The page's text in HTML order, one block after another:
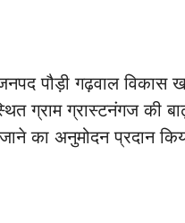
पौड़ी गढ़वाल विकास
ग्राम ग्रास्टनंगज की
का अनुमोदन प्रदान